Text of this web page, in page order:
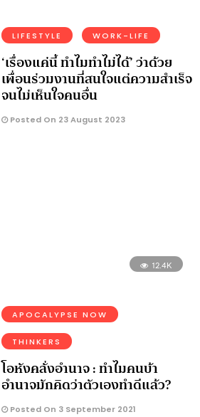
LIFESTYLE WORK-LIFE
‘เรื่องแค่นี้ ทำไมทำไม่ได้’ ว่าด้วย
เพื่อนร่วมงานที่สนใจแต่ความสำเร็จ
จนไม่เห็นใจคนอื่น
Posted On 23 August 2023
12.4K
APOCALYPSE NOW
THINKERS
โอหังคลั่งอำนาจ : ทำไมคนบ้า
อำนาจมักคิดว่าตัวเองทำดีแล้ว?
Posted On 3 September 2021